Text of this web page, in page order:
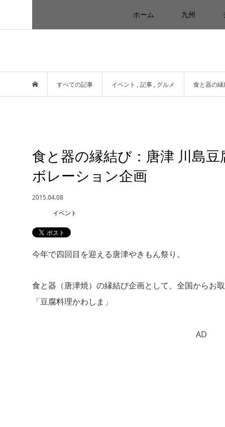
ホーム 九州
すべての記事 イベント ,記事 , グルメ 食と器の
食と器の縁結び：唐津 川島
ボレーション企画
2015.04.08
イベント
今年で四回目を迎える唐津やきもん祭り。
食と器（唐津焼）の縁結び企画として、全国からお
「豆腐料理かわしま」
AD